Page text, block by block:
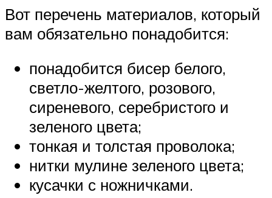
Вот перечень материалов, который
вам обязательно понадобится:
понадобится бисер белого,
светло-желтого, розового,
сиреневого, серебристого и
зеленого цвета;
тонкая и толстая проволока;
нитки мулине зеленого цвета;
кусачки с ножничками.